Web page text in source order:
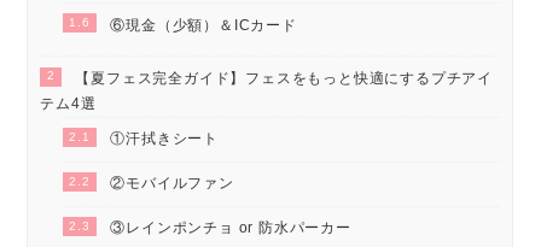
1.6 ⑥現金（少額）＆ICカード
2
【夏フェス完全ガイド】フェスをもっと快適にするプチアイ
テム4選
2.1 ①汗拭きシート
2.2 ②モバイルファン
2.3 ③レインポンチョ or 防水パーカー